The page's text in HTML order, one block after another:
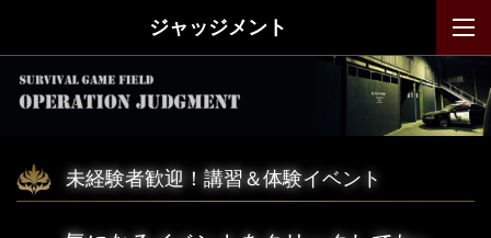
ジャッジメント
未経験者歓迎！講習＆体験イベント